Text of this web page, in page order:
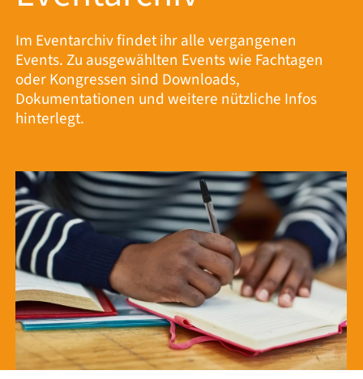
Im Eventarchiv findet ihr alle vergangenen
Events. Zu ausgewählten Events wie Fachtagen
oder Kongressen sind Downloads,
Dokumentationen und weitere nützliche Infos
hinterlegt.